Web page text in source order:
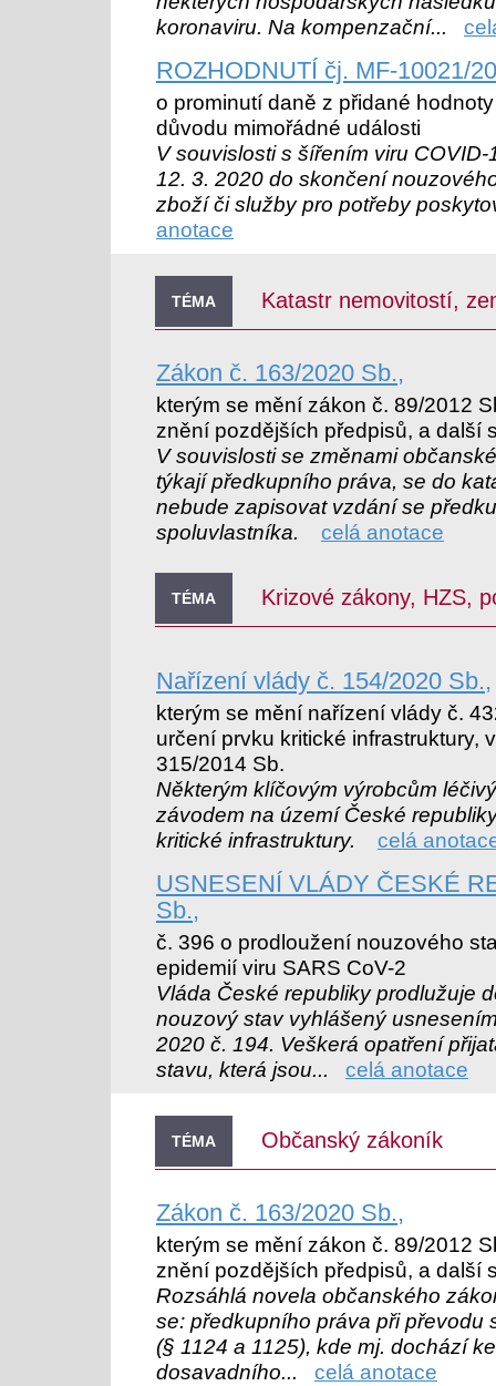
koronaviru. Na kompenzační...
ROZHODNUTÍ čj. MF-10021/
o prominutí daně z přidané
důvodu mimořádné události
V souvislosti s šířením viru
12. 3. 2020 do skončení
zboží či služby pro potřeby
anotace
TÉMA Katastr nemovitostí,
Zákon č. 163/2020 Sb.,
kterým se mění zákon č. 89/2012
znění pozdějších předpisů, a další
V souvislosti se změnami
týkají předkupního práva, se do
nebude zapisovat vzdání se
spoluvlastníka.
celá anotace
TÉMA Krizové zákony, HZS,
Nařízení vlády č. 154/2020 Sb.,
kterým se mění nařízení vlády č.
určení prvku kritické infrastruktury,
315/2014 Sb.
Některým klíčovým výrobcům
závodem na území České
kritické infrastruktury.
celá
USNESENÍ VLÁDY ČESKÉ
Sb.,
č. 396 o prodloužení nouzového
epidemií viru SARS CoV-2
Vláda České republiky prodlužuje
nouzový stav vyhlášený
2020 č. 194. Veškerá opatření
stavu, která jsou...
celá anotace
TÉMA Občanský zákoník
Zákon č. 163/2020 Sb.,
kterým se mění zákon č. 89/2012
znění pozdějších předpisů, a další
Rozsáhlá novela občanského
se: předkupního práva při převodu
(§ 1124 a 1125), kde mj. dochází
dosavadního...
celá anotace